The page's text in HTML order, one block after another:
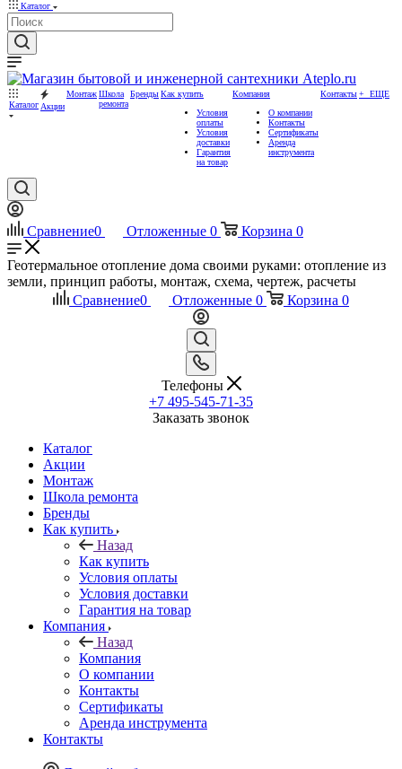
Каталог
Каталог Акции
МонтажШкола
ремонта
БрендыКак купить
Условия
оплаты
Условия
доставки
Гарантия
на товар
Компания
О компании
Контакты
Сертификаты
Аренда
инструмента
Контакты+ ЕЩЕ
Сравнение0 Отложенные 0 Корзина 0
Геотермальное отопление дома своими руками: отопление из
земли, принцип работы, монтаж, схема, чертеж, расчеты
Сравнение0 Отложенные 0 Корзина 0
Телефоны
+7 495-545-71-35
Заказать звонок
Каталог
Акции
Монтаж
Школа ремонта
Бренды
Как купить
Назад
Как купить
Условия оплаты
Условия доставки
Гарантия на товар
Компания
Назад
Компания
О компании
Контакты
Сертификаты
Аренда инструмента
Контакты